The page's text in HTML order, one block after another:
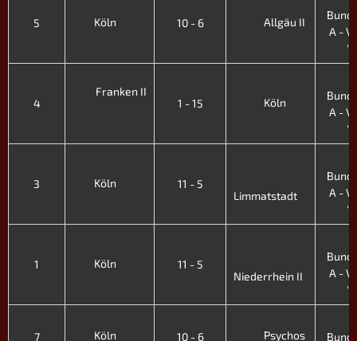
5 Köln 10 - 6 Allgäu II
A -
4
Franken II
1 - 15
Köln
A -
3 Köln
11 - 5
Limmatstadt
A -
1 Köln
11 - 5
Niederrhein II
A -
7 Köln 10 - 6 Psychos